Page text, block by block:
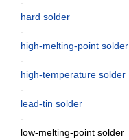
hard solder
-
high-melting-point solder
-
high-temperature solder
-
lead-tin solder
-
low-melting-point solder